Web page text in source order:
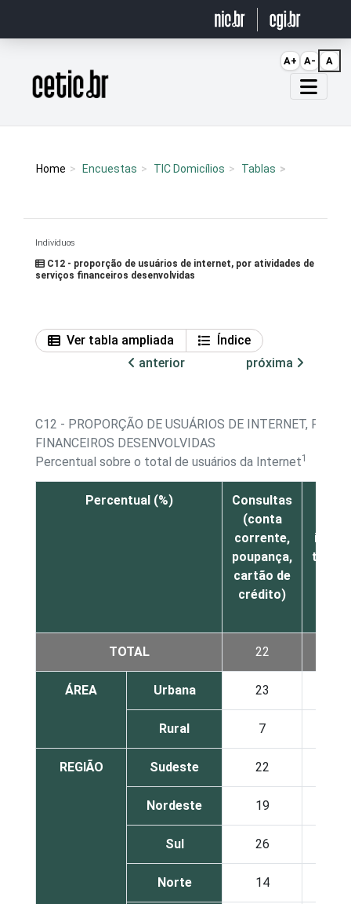
Página inicial
Home Encuestas TIC Domicílios Tablas
Indivíduos
C12 - proporção de usuários de internet, por atividades de
serviços financeiros desenvolvidas
Ver tabla ampliada
Índice
anterior
próxima
C12 - PROPORÇÃO DE USUÁRIOS DE INTERNET, POR
FINANCEIROS DESENVOLVIDAS
Percentual sobre o total de usuários da Internet1
Percentual (%)
Consultas
(conta
corrente,
poupança,
cartão de
crédito)
TOTAL 22
ÁREA Urbana 23
Rural 7
REGIÃO Sudeste 22
Nordeste 19
Sul 26
Norte 14
A+ A- A